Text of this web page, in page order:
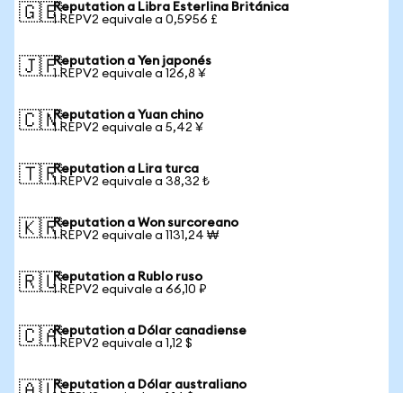
🇬🇧Reputation a Libra Esterlina Británica
1 REPV2 equivale a 0,5956 £
🇯🇵Reputation a Yen japonés
1 REPV2 equivale a 126,8 ¥
🇨🇳Reputation a Yuan chino
1 REPV2 equivale a 5,42 ¥
🇹🇷Reputation a Lira turca
1 REPV2 equivale a 38,32 ₺
🇰🇷Reputation a Won surcoreano
1 REPV2 equivale a 1131,24 ₩
🇷🇺Reputation a Rublo ruso
1 REPV2 equivale a 66,10 ₽
🇨🇦Reputation a Dólar canadiense
1 REPV2 equivale a 1,12 $
Reputation a Dólar australiano